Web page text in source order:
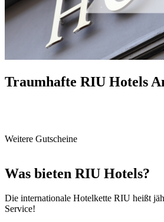
Traumhafte RIU Hotels
Weitere Gutscheine
Was bieten RIU Hotels?
Die internationale Hotelkette RIU heißt
Service!